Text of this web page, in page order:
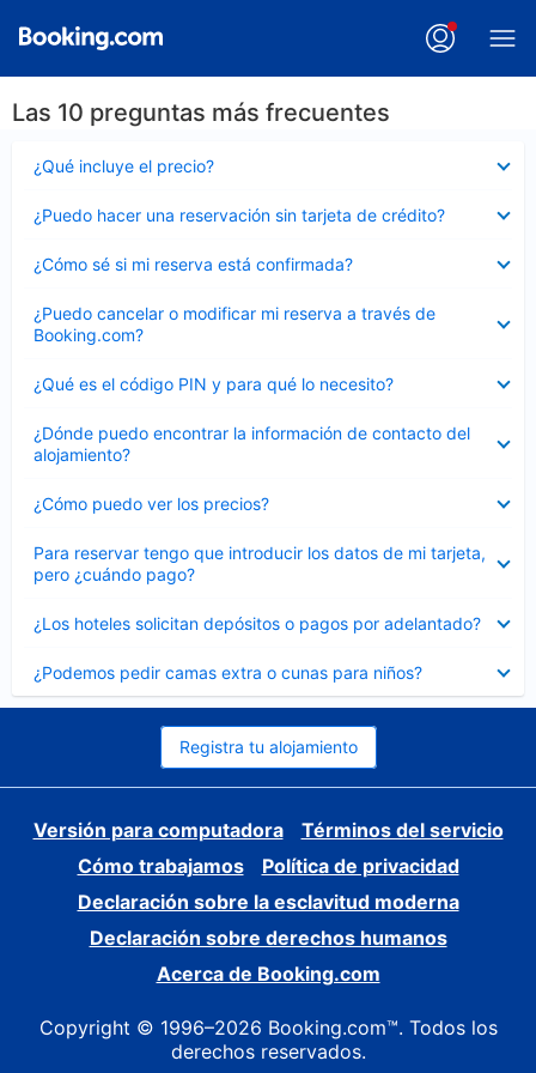
Las 10 preguntas más frecuentes
¿Qué incluye el precio?
cerrado
¿Puedo hacer una reservación sin tarjeta de crédito?
cerrado
¿Cómo sé si mi reserva está confirmada?
cerrado
¿Puedo cancelar o modificar mi reserva a través de
Booking.com?
cerrado
¿Qué es el código PIN y para qué lo necesito?
cerrado
¿Dónde puedo encontrar la información de contacto del
alojamiento?
cerrado
¿Cómo puedo ver los precios?
cerrado
Para reservar tengo que introducir los datos de mi tarjeta,
pero ¿cuándo pago?
cerrado
¿Los hoteles solicitan depósitos o pagos por adelantado?
cerrado
¿Podemos pedir camas extra o cunas para niños?
cerrado
Registra tu alojamiento
Versión para computadora
Términos del servicio
Cómo trabajamos
Política de privacidad
Declaración sobre la esclavitud moderna
Declaración sobre derechos humanos
Acerca de Booking.com
Copyright © 1996–2026 Booking.com™. Todos los
derechos reservados.